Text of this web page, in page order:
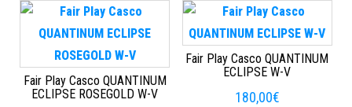
Fair Play Casco QUANTINUM
ECLIPSE ROSEGOLD W-V
Fair Play Casco QUANTINUM
ECLIPSE W-V
180,00€